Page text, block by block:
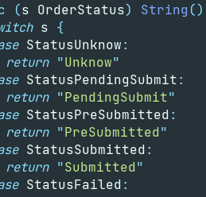
(s OrderStatus) String ()
s {
StatusUnknow:
return "Unknow"
StatusPendingSubmit:
return "PendingSubmit"
StatusPreSubmitted:
return "PreSubmitted"
StatusSubmitted:
return "Submitted"
StatusFailed: